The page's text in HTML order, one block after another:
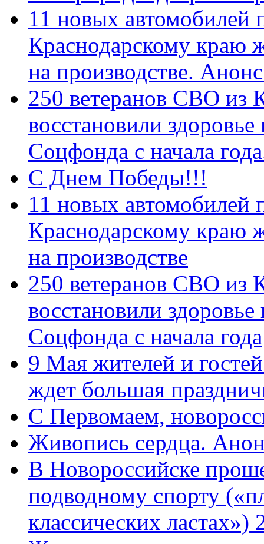
11 новых автомобилей
Краснодарскому краю
на производстве.
250 ветеранов СВО из
восстановили
Соцфонда с начала
С Днем Победы!!!
11 новых автомобилей
Краснодарскому краю
на производстве
250 ветеранов СВО из
восстановили
Соцфонда с начала года
9 Мая жителей и
ждет большая
C Первомаем,
Живопись сердца.
В Новороссийске
подводному спорту
классических